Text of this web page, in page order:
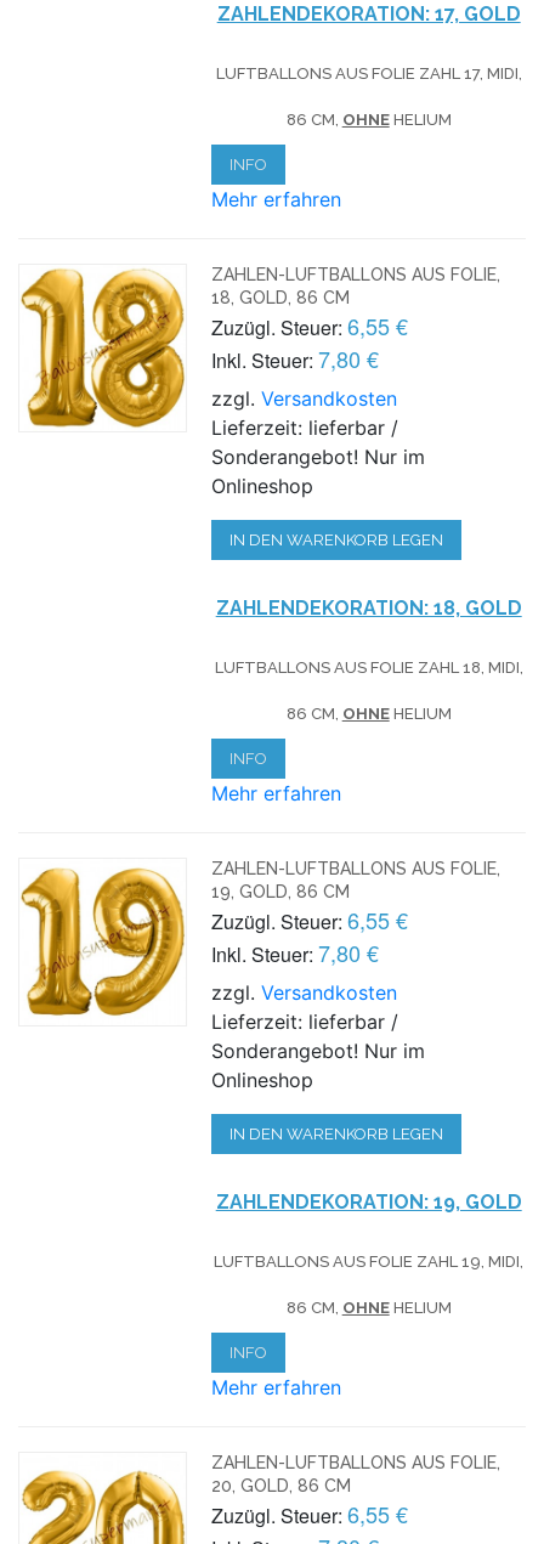
ZAHLENDEKORATION: 17, GOLD
LUFTBALLONS AUS FOLIE ZAHL 17, MIDI,
86 CM, OHNEHELIUM
INFO
Mehr erfahren
ZAHLEN-LUFTBALLONS AUS FOLIE,
18, GOLD, 86 CM
Zuzügl. Steuer: 6,55 €
Inkl. Steuer: 7,80 €
zzgl.Versandkosten
Lieferzeit: lieferbar /
Sonderangebot! Nur im
Onlineshop
IN DEN WARENKORB LEGEN
ZAHLENDEKORATION: 18, GOLD
LUFTBALLONS AUS FOLIE ZAHL 18, MIDI,
86 CM, OHNEHELIUM
INFO
Mehr erfahren
ZAHLEN-LUFTBALLONS AUS FOLIE,
19, GOLD, 86 CM
Zuzügl. Steuer: 6,55 €
Inkl. Steuer: 7,80 €
zzgl.Versandkosten
Lieferzeit: lieferbar /
Sonderangebot! Nur im
Onlineshop
IN DEN WARENKORB LEGEN
ZAHLENDEKORATION: 19, GOLD
LUFTBALLONS AUS FOLIE ZAHL 19, MIDI,
86 CM, OHNEHELIUM
INFO
Mehr erfahren
ZAHLEN-LUFTBALLONS AUS FOLIE,
20, GOLD, 86 CM
Zuzügl. Steuer: 6,55 €